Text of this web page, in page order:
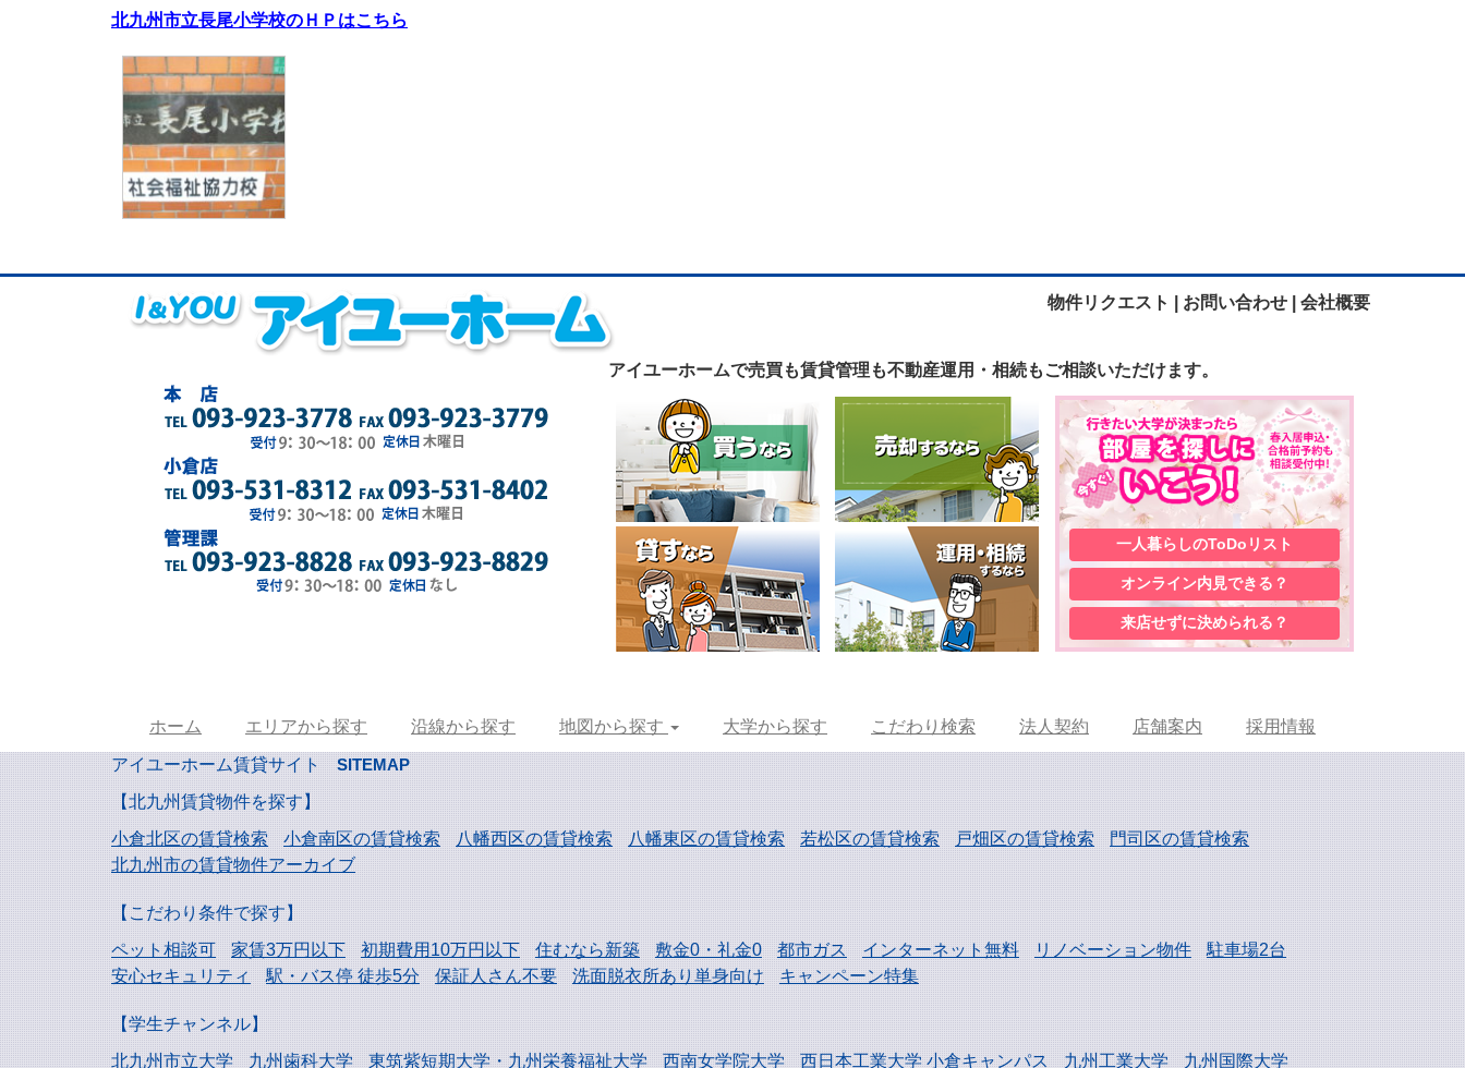
北九州市立長尾小学校のＨＰはこちら
物件リクエスト | お問い合わせ | 会社概要
アイユーホームで売買も賃貸管理も不動産運用・相続も ご相談いただけます。
一人暮らしのToDoリスト
オンライン内見できる？
来店せずに決められる？
ホーム エリアから探す 沿線から探す 地図から探す 大学から探す こだわり検索 法人契約 店舗案内 採用情報
アイユーホーム賃貸サイト
SITEMAP
【北九州賃貸物件を探す】
小倉北区の賃貸検索
小倉南区の賃貸検索 八幡西区の賃貸検索 八幡東区の賃貸検索 若松区の賃貸検索 戸畑区の賃貸検索
門司区の賃貸検索
北九州市の賃貸物件アーカイブ
【こだわり条件で探す】
ペット相談可
家賃3万円以下 初期費用10万円以下 住むなら新築 敷金0・礼金0 都市ガス インターネット無料 リノベーション物件
駐車場2台
安心セキュリティ
駅・バス停 徒歩5分 保証人さん不要 洗面脱衣所あり単身向け キャンペーン特集
【学生チャンネル】
北九州市立大学
九州歯科大学 東筑紫短期大学・九州栄養福祉大学 西南女学院大学 西日本工業大学小倉キャンパス 九州工業大学 九州国際大学